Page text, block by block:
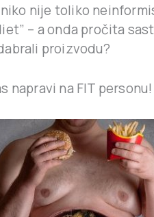
nije toliko
– a onda pročita
proizvodu?
napravi na FIT personu!